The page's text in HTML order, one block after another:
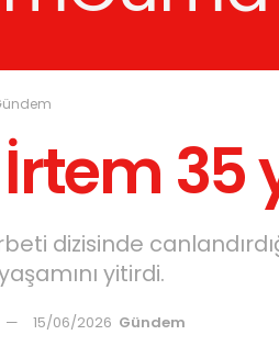
İrtem 35
dizisinde
yitirdi.
15/06/2026 Gündem